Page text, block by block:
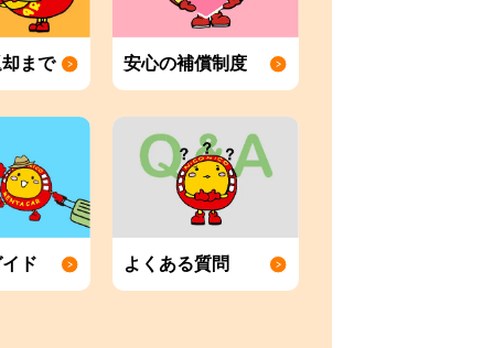
まで 安心の補償制度
ド よくある質問